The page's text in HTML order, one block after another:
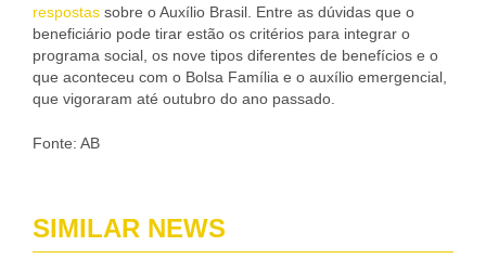
respostas sobre o Auxílio Brasil. Entre as dúvidas que o
beneficiário pode tirar estão os critérios para integrar o
programa social, os nove tipos diferentes de benefícios e o
que aconteceu com o Bolsa Família e o auxílio emergencial,
que vigoraram até outubro do ano passado.
Fonte: AB
SIMILAR NEWS